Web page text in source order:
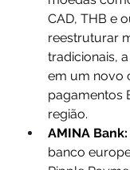
CAD, THB e
reestruturar
tradicionais,
em um novo
pagamentos
região.
AMINA Bank:
banco